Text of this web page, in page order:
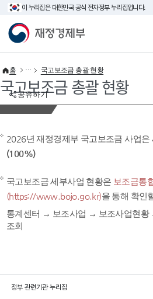
이 누리집은 대한민국 공식 전자정부 누리집입니다.
재정경제부
공유하기
홈 국고보조금 총괄 현황
국고보조금 총괄 현황
2026년 재정경제부 국고보조금 사업은
(100%)
국고보조금 세부사업 현황은 보조금통
(https://www.bojo.go.kr)을 통해 확인
통계센터 → 보조사업 → 보조사업현
조회
정부 관련기관 누리집